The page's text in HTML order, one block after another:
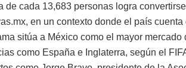
de cada 13,683 personas logra
en un contexto donde el país
sitúa a México como el mayor
como España e Inglaterra, según el